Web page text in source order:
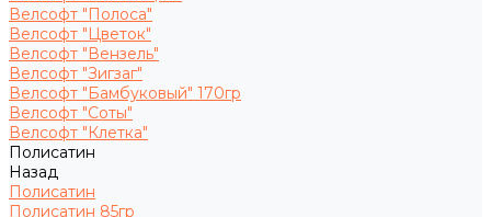
Велсофт "Полоса"
Велсофт "Цветок"
Велсофт "Вензель"
Велсофт "Зигзаг"
Велсофт "Бамбуковый" 170гр
Велсофт "Соты"
Велсофт "Клетка"
Полисатин
Назад
Полисатин
Полисатин 85гр